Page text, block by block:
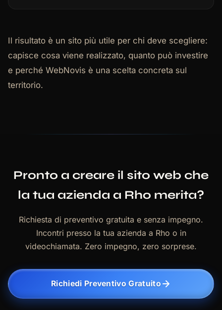
Il risultato è un sito più utile per chi deve scegliere:
capisce cosa viene realizzato, quanto può investire
e perché WebNovis è una scelta concreta sul
territorio.
Pronto a creare il sito web che
la tua azienda a Rho merita?
Richiesta di preventivo gratuita e senza impegno.
Incontri presso la tua azienda a Rho o in
videochiamata. Zero impegno, zero sorprese.
Richiedi Preventivo Gratuito